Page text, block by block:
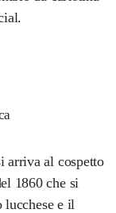
arriva al cospetto
1860 che si
lucchese e il